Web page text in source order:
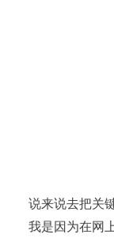
说来说去把关
我是因为在网